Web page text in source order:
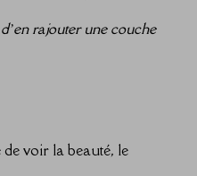
rajouter une couche
voir la beauté, le